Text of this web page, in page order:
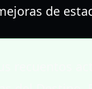
de